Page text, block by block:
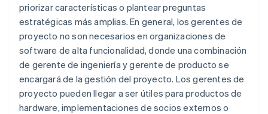
priorizar características o plantear preguntas
estratégicas más amplias. En general, los gerentes de
proyecto no son necesarios en organizaciones de
software de alta funcionalidad, donde una combinación
de gerente de ingeniería y gerente de producto se
encargará de la gestión del proyecto. Los gerentes de
proyecto pueden llegar a ser útiles para productos de
hardware, implementaciones de socios externos o